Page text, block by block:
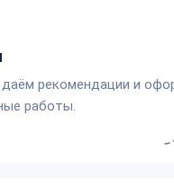
рекомендации и
работы.